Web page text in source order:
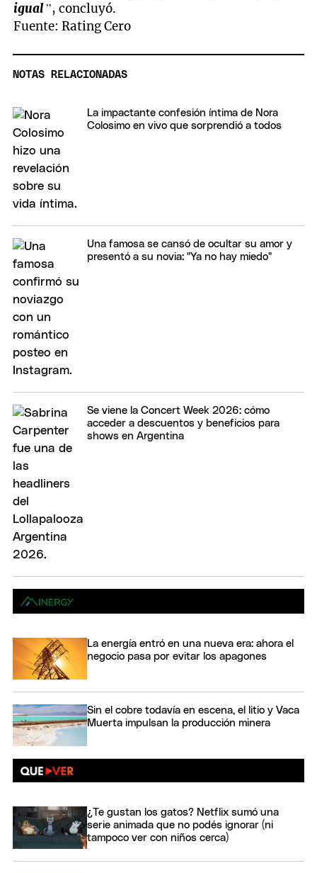
igual”, concluyó.
Fuente: Rating Cero
NOTAS RELACIONADAS
La impactante confesión íntima de Nora
Colosimo en vivo que sorprendió a todos
Una famosa se cansó de ocultar su amor y
presentó a su novia: "Ya no hay miedo"
Se viene la Concert Week 2026: cómo
acceder a descuentos y beneficios para
shows en Argentina
La energía entró en una nueva era: ahora el
negocio pasa por evitar los apagones
Sin el cobre todavía en escena, el litio y Vaca
Muerta impulsan la producción minera
¿Te gustan los gatos? Netflix sumó una
serie animada que no podés ignorar (ni
tampoco ver con niños cerca)